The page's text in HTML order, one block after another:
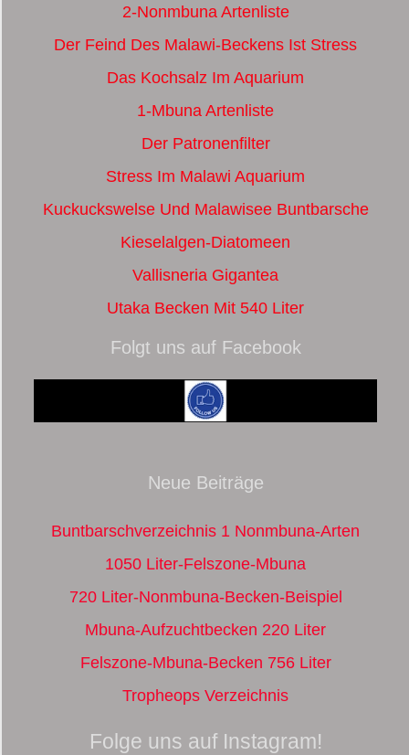
2-Nonmbuna Artenliste
Der Feind Des Malawi-Beckens Ist Stress
Das Kochsalz Im Aquarium
1-Mbuna Artenliste
Der Patronenfilter
Stress Im Malawi Aquarium
Kuckuckswelse Und Malawisee Buntbarsche
Kieselalgen-Diatomeen
Vallisneria Gigantea
Utaka Becken Mit 540 Liter
Folgt uns auf Facebook
Neue Beiträge
Buntbarschverzeichnis 1 Nonmbuna-Arten
1050 Liter-Felszone-Mbuna
720 Liter-Nonmbuna-Becken-Beispiel
Mbuna-Aufzuchtbecken 220 Liter
Felszone-Mbuna-Becken 756 Liter
Tropheops Verzeichnis
Folge uns auf Instagram!